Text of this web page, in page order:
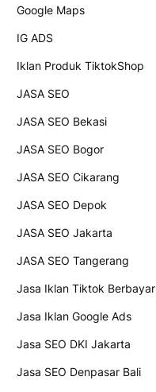
Google Maps
IG ADS
Iklan Produk TiktokShop
JASA SEO
JASA SEO Bekasi
JASA SEO Bogor
JASA SEO Cikarang
JASA SEO Depok
JASA SEO Jakarta
JASA SEO Tangerang
Jasa Iklan Tiktok Berbayar
Jasa Iklan Google Ads
Jasa SEO DKI Jakarta
Jasa SEO Denpasar Bali